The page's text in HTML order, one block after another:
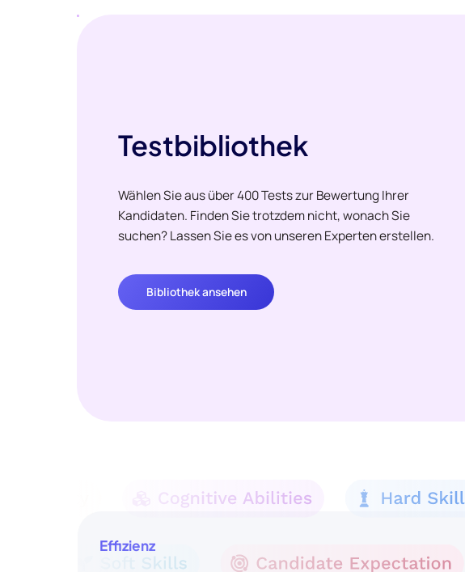
Testbibliothek
Wählen Sie aus über 400 Tests zur Bewertung Ihrer
Kandidaten. Finden Sie trotzdem nicht, wonach Sie
suchen? Lassen Sie es von unseren Experten erstellen.
Bibliothek ansehen
Effizienz